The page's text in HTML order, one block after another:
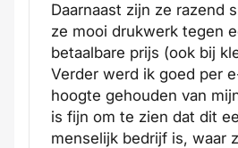
Daarnaast zijn ze razend
ze mooi drukwerk tegen
betaalbare prijs (ook bij
Verder werd ik goed per
hoogte gehouden van
is fijn om te zien dat dit
menselijk bedrijf is, waar